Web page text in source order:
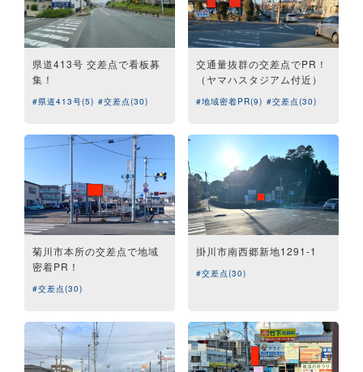
県道413号 交差点で看板募
集！
#県道413号(5) #交差点(30)
交通量抜群の交差点でPR！
（ヤマハスタジアム付近）
#地域密着PR(9) #交差点(30)
菊川市本所の交差点で地域
密着PR！
#交差点(30)
掛川市南西郷新地1291-1
#交差点(30)